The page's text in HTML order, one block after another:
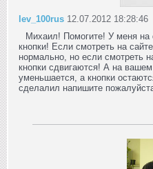
lev_100rus 12.07.2012 18:28:46
Михаил! Помогите! У меня на
кнопки! Если смотреть на
нормально, но если смотреть
кнопки сдвигаются! А на
уменьшается, а кнопки
сделалил напишите